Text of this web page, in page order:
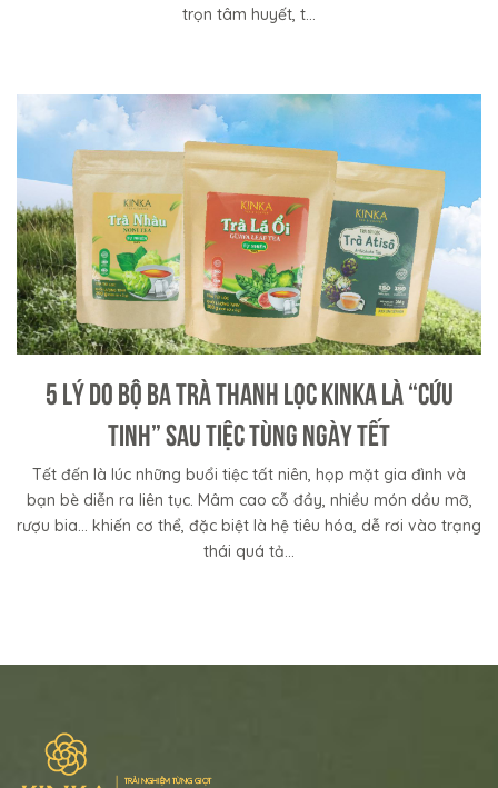
trọn tâm huyết, t...
5 LÝ DO BỘ BA TRÀ THANH LỌC KINKA LÀ “CỨU
TINH” SAU TIỆC TÙNG NGÀY TẾT
Tết đến là lúc những buổi tiệc tất niên, họp mặt gia đình và
bạn bè diễn ra liên tục. Mâm cao cỗ đầy, nhiều món dầu mỡ,
rượu bia… khiến cơ thể, đặc biệt là hệ tiêu hóa, dễ rơi vào trạng
thái quá tả...